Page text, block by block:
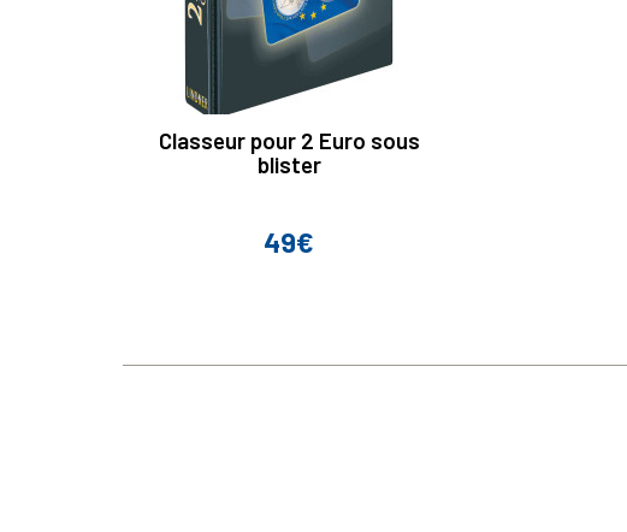
Classeur pour 2 Euro sous
blister
Prix
49€